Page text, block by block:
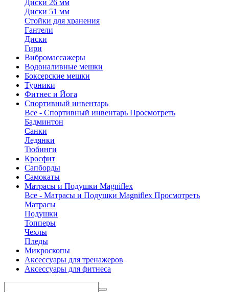
Диски 26 мм
Диски 51 мм
Стойки для хранения
Гантели
Диски
Гири
Вибромассажеры
Водоналивные мешки
Боксерские мешки
Турники
Фитнес и Йога
Спортивный инвентарь
Все - Спортивный инвентарь Просмотреть
Бадминтон
Санки
Ледянки
Тюбинги
Кросфит
Сапборды
Самокаты
Матрасы и Подушки Magniflex
Все - Матрасы и Подушки Magniflex Просмотреть
Матрасы
Подушки
Топперы
Чехлы
Пледы
Микроскопы
Аксессуары для тренажеров
Аксессуары для фитнеса